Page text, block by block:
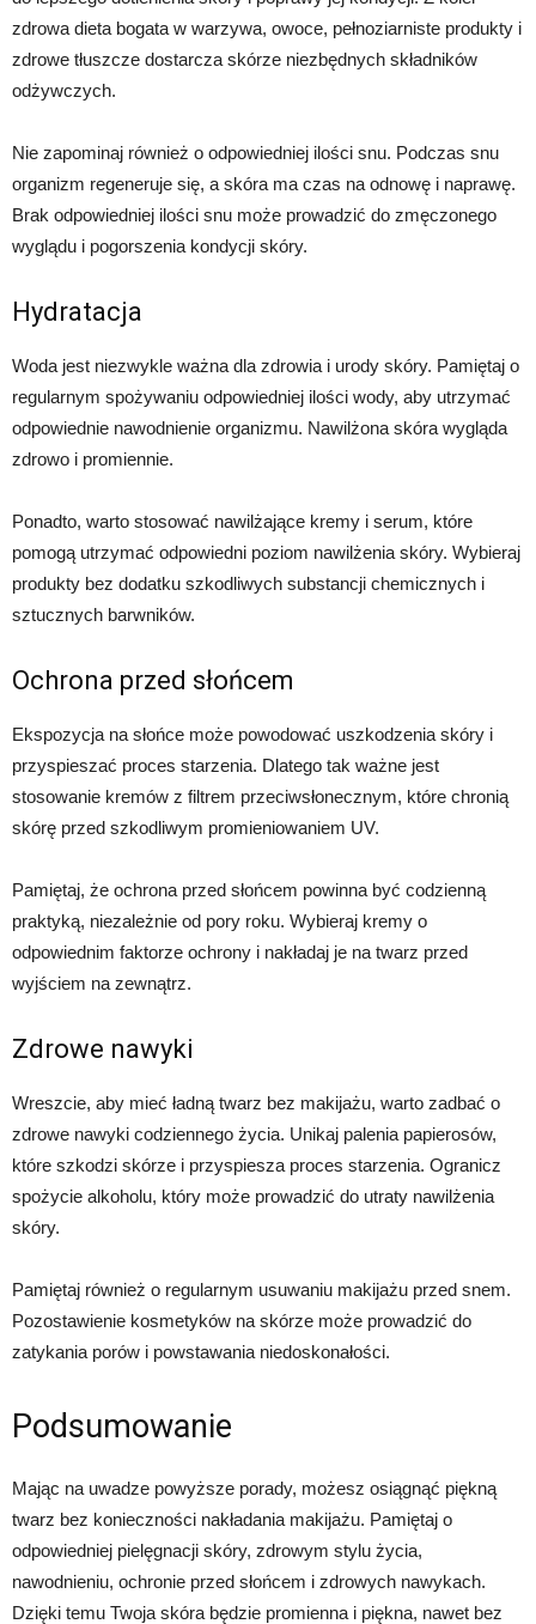
zdrowa dieta bogata w warzywa, owoce, pełnoziarniste produkty i
zdrowe tłuszcze dostarcza skórze niezbędnych składników
odżywczych.
Nie zapominaj również o odpowiedniej ilości snu. Podczas snu
organizm regeneruje się, a skóra ma czas na odnowę i naprawę.
Brak odpowiedniej ilości snu może prowadzić do zmęczonego
wyglądu i pogorszenia kondycji skóry.
Hydratacja
Woda jest niezwykle ważna dla zdrowia i urody skóry. Pamiętaj o
regularnym spożywaniu odpowiedniej ilości wody, aby utrzymać
odpowiednie nawodnienie organizmu. Nawilżona skóra wygląda
zdrowo i promiennie.
Ponadto, warto stosować nawilżające kremy i serum, które
pomogą utrzymać odpowiedni poziom nawilżenia skóry. Wybieraj
produkty bez dodatku szkodliwych substancji chemicznych i
sztucznych barwników.
Ochrona przed słońcem
Ekspozycja na słońce może powodować uszkodzenia skóry i
przyspieszać proces starzenia. Dlatego tak ważne jest
stosowanie kremów z filtrem przeciwsłonecznym, które chronią
skórę przed szkodliwym promieniowaniem UV.
Pamiętaj, że ochrona przed słońcem powinna być codzienną
praktyką, niezależnie od pory roku. Wybieraj kremy o
odpowiednim faktorze ochrony i nakładaj je na twarz przed
wyjściem na zewnątrz.
Zdrowe nawyki
Wreszcie, aby mieć ładną twarz bez makijażu, warto zadbać o
zdrowe nawyki codziennego życia. Unikaj palenia papierosów,
które szkodzi skórze i przyspiesza proces starzenia. Ogranicz
spożycie alkoholu, który może prowadzić do utraty nawilżenia
skóry.
Pamiętaj również o regularnym usuwaniu makijażu przed snem.
Pozostawienie kosmetyków na skórze może prowadzić do
zatykania porów i powstawania niedoskonałości.
Podsumowanie
Mając na uwadze powyższe porady, możesz osiągnąć piękną
twarz bez konieczności nakładania makijażu. Pamiętaj o
odpowiedniej pielęgnacji skóry, zdrowym stylu życia,
nawodnieniu, ochronie przed słońcem i zdrowych nawykach.
Dzięki temu Twoja skóra będzie promienna i piękna, nawet bez